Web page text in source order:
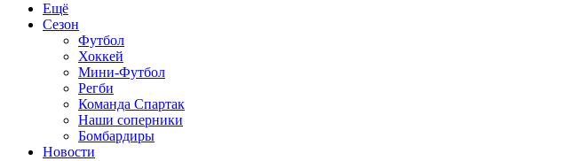
Ещё
Сезон
Футбол
Хоккей
Мини-Футбол
Регби
Команда Спартак
Наши соперники
Бомбардиры
Новости